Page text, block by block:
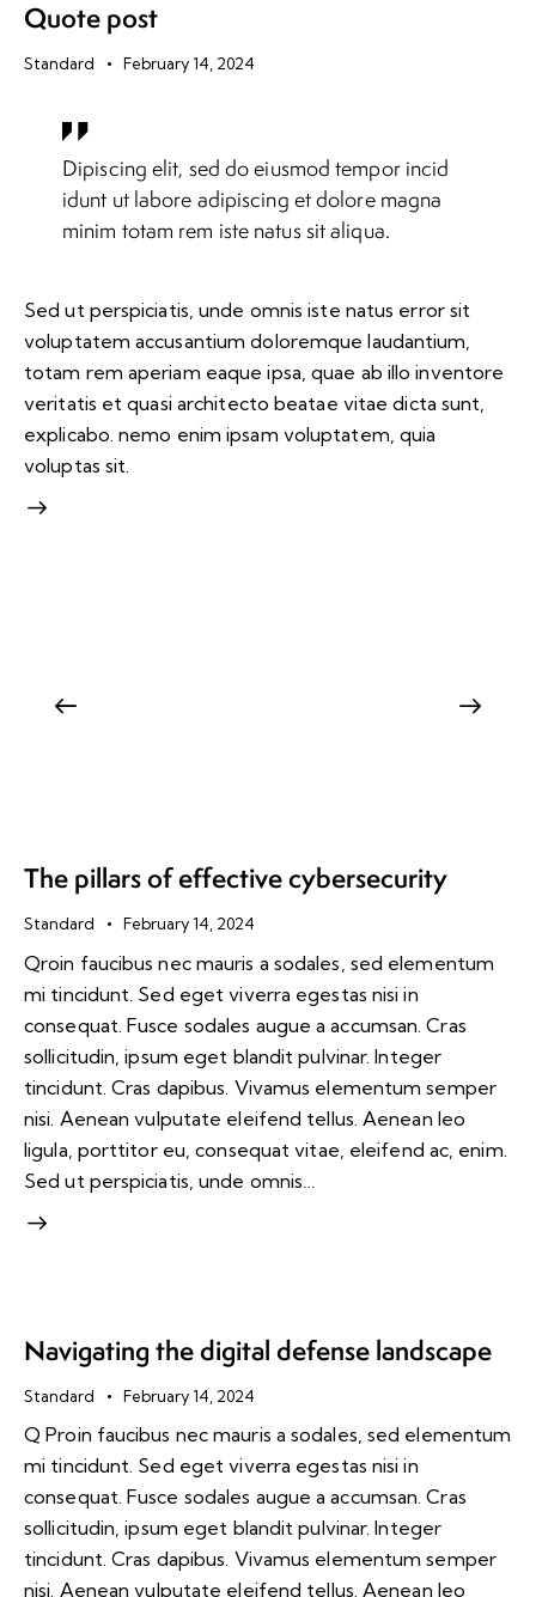
Quote post
Standard February 14, 2024
Dipiscing elit, sed do eiusmod tempor incid
idunt ut labore adipiscing et dolore magna
minim totam rem iste natus sit aliqua.
Sed ut perspiciatis, unde omnis iste natus error sit
voluptatem accusantium doloremque laudantium,
totam rem aperiam eaque ipsa, quae ab illo inventore
veritatis et quasi architecto beatae vitae dicta sunt,
explicabo. nemo enim ipsam voluptatem, quia
voluptas sit.
The pillars of effective cybersecurity
Standard February 14, 2024
Qroin faucibus nec mauris a sodales, sed elementum
mi tincidunt. Sed eget viverra egestas nisi in
consequat. Fusce sodales augue a accumsan. Cras
sollicitudin, ipsum eget blandit pulvinar. Integer
tincidunt. Cras dapibus. Vivamus elementum semper
nisi. Aenean vulputate eleifend tellus. Aenean leo
ligula, porttitor eu, consequat vitae, eleifend ac, enim.
Sed ut perspiciatis, unde omnis…
I
n
s
u
i
o
T
i
t
l
e
Navigating the digital defense landscape
Standard February 14, 2024
Q Proin faucibus nec mauris a sodales, sed elementum
mi tincidunt. Sed eget viverra egestas nisi in
consequat. Fusce sodales augue a accumsan. Cras
sollicitudin, ipsum eget blandit pulvinar. Integer
tincidunt. Cras dapibus. Vivamus elementum semper
nisi. Aenean vulputate eleifend tellus. Aenean leo